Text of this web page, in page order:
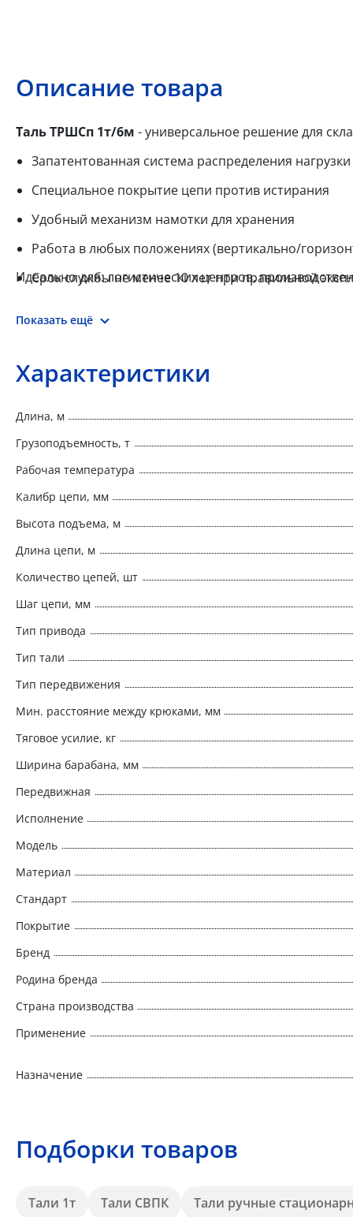
Описание товара
Таль ТРШСп 1т/6м - универсальное решение для
Запатентованная система распределения нагрузки
Специальное покрытие цепи против истирания
Удобный механизм намотки для хранения
Работа в любых положениях (вертикально/
Срок службы не менее 10 лет при правильной
Идеально для: логистических центров,
Показать ещё
Характеристики
Длина, м
Грузоподъемность, т
Рабочая температура
Калибр цепи, мм
Высота подъема, м
Длина цепи, м
Количество цепей, шт
Шаг цепи, мм
Тип привода
Тип тали
Тип передвижения
Мин. расстояние между крюками, мм
Тяговое усилие, кг
Ширина барабана, мм
Передвижная
Исполнение
Модель
Материал
Стандарт
Покрытие
Бренд
Родина бренда
Страна производства
Применение
Назначение
Подборки товаров
Тали 1т Тали СВПК Тали ручные